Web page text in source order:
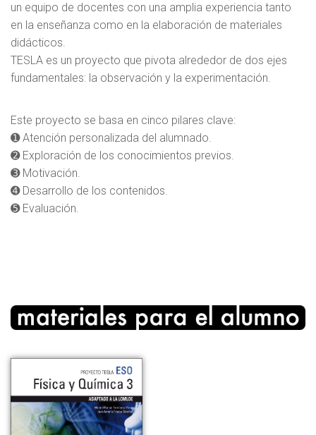
un equipo de docentes con una amplia experiencia tanto
en la enseñanza como en la elaboración de materiales
didácticos.
TESLA es un proyecto que pivota alrededor de dos ejes
fundamentales: la observación y la experimentación.
Este proyecto se basa en cinco pilares clave:
➊ Atención personalizada del alumnado.
➋ Exploración de los conocimientos previos.
➌ Motivación.
➍ Desarrollo de los contenidos.
➎ Evaluación.